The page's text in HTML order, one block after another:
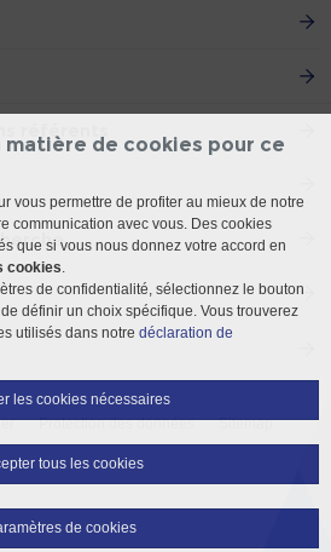
référents
Protection des données Sitemap
de cookies pour ce
vous permettre de profiter au mieux de notre
communication avec vous. Des cookies
que si vous nous donnez votre accord en
cookies.
de confidentialité, sélectionnez le bouton
définir un choix spécifique. Vous trouverez
utilisés dans notre déclaration de
les cookies nécessaires
tous les cookies
de cookies